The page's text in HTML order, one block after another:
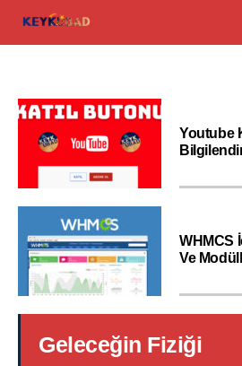
Youtube
WHMCS
Ve
Geleceğin Fiziği